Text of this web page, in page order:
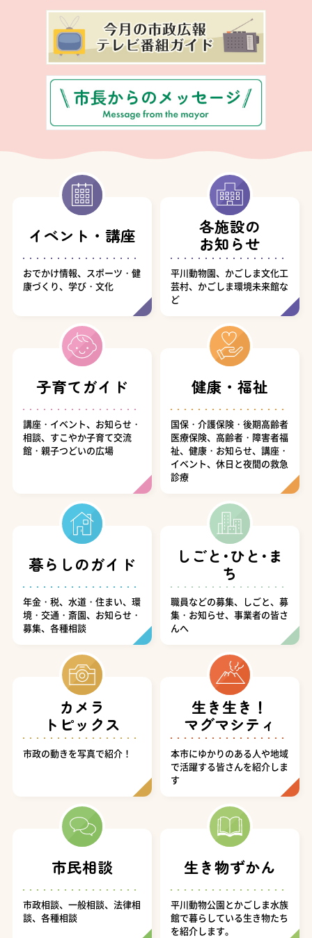
イベント・講座
おでかけ情報、スポーツ・健
康づくり、学び・文化
各施設の
お知らせ
平川動物園、かごしま文化工
芸村、かごしま環境未来館な
ど
子育てガイド
講座・イベント、お知らせ・
相談、すこやか子育て交流
館・親子つどいの広場
健康・福祉
国保・介護保険・後期高齢者
医療保険、高齢者・障害者福
祉、健康・お知らせ、講座・
イベント、休日と夜間の救急
診療
暮らしのガイド
年金・税、水道・住まい、環
境・交通・斎園、お知らせ・
募集、各種相談
しごと･ひと･ま
ち
職員などの募集、しごと、募
集・お知らせ、事業者の皆さ
んへ
カメラ
トピックス
市政の動きを写真で紹介！
生き生き！
マグマシティ
本市にゆかりのある人や地域
で活躍する皆さんを紹介しま
す
市民相談
市政相談、一般相談、法律相
談、各種相談
生き物ずかん
平川動物公園とかごしま水族
館で暮らしている生き物たち
を紹介します。